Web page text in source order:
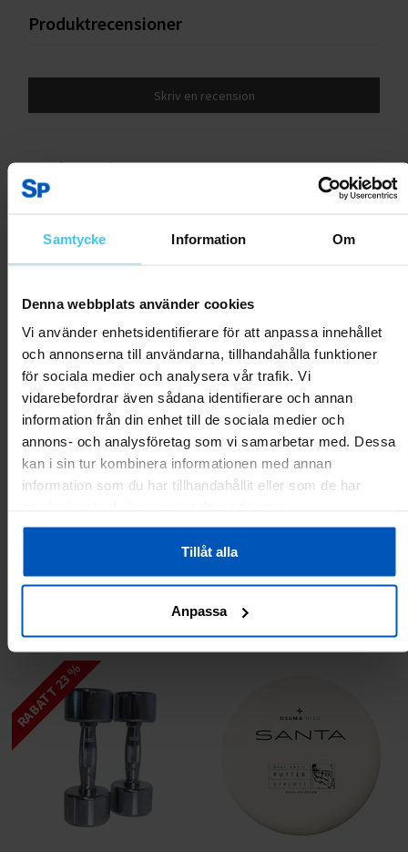
Samtycke Information Om
Denna webbplats använder cookies
Vi använder enhetsidentifierare för att anpassa innehållet
och annonserna till användarna, tillhandahålla funktioner
för sociala medier och analysera vår trafik. Vi
vidarebefordrar även sådana identifierare och annan
information från din enhet till de sociala medier och
annons- och analysföretag som vi samarbetar med. Dessa
kan i sin tur kombinera informationen med annan
information som du har tillhandahållit eller som de har
Tillåt alla
Anpassa
Produktrecensioner
Skriv en recension
Kundrecensioner
Inga recensioner ännu.
149 kr
Lägg till i varukorgen
RABATT 23 %